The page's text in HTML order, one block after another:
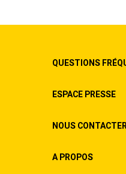
QUESTIONS
ESPACE PRESSE
NOUS CONTACTER
A PROPOS